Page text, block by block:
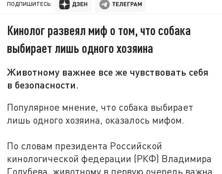
ПОДПИШИТЕСЬ:
Кинолог развеял миф о том, что собака
выбирает лишь одного хозяина
Животному важнее все же чувствовать себя
в безопасности.
Популярное мнение, что собака выбирает
лишь одного хозяина, оказалось мифом.
По словам президента Российской
кинологической федерации (РКФ) Владимира
Голубева, животному в первую очередь важна